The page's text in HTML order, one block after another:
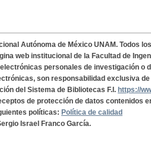
Autónoma de México UNAM. Todos
web institucional de la Facultad de
personales de investigación o
son responsabilidad exclusiva
del Sistema de Bibliotecas F.I. https://
de protección de datos contenidos
políticas: Política de calidad
Israel Franco García.